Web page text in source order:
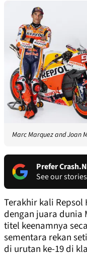
Marc Marquez and Joan
Prefer
See our
Terakhir kali
dengan juara dunia
titel keenamnya
sementara rekan
di urutan ke-19 di